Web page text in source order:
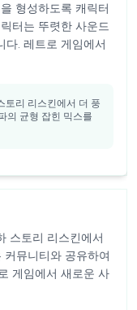
형성하도록 캐릭터
터는 뚜렷한 사운드
다. 레트로 게임에서
리 리스킨에서 더 풍
의 균형 잡힌 믹스를
스토리 리스킨에서
뮤니티와 공유하여
게임에서 새로운 사